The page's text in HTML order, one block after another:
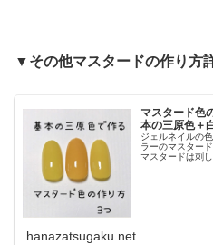
▼その他マスタードの作り方
マスタード色
本の三原色＋
ジェルネイルの
ラーのマスター
マスタードは刺
hanazatsugaku.net